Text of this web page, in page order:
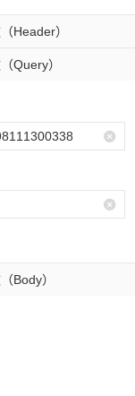
Header）
Query）
Body）